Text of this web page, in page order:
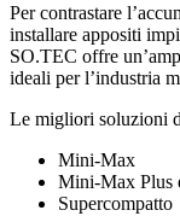
Per contrastare
installare appositi
SO.TEC offre
ideali per l’industria
Le migliori soluzioni
Mini-Max
Mini-Max Plus
Supercompatto